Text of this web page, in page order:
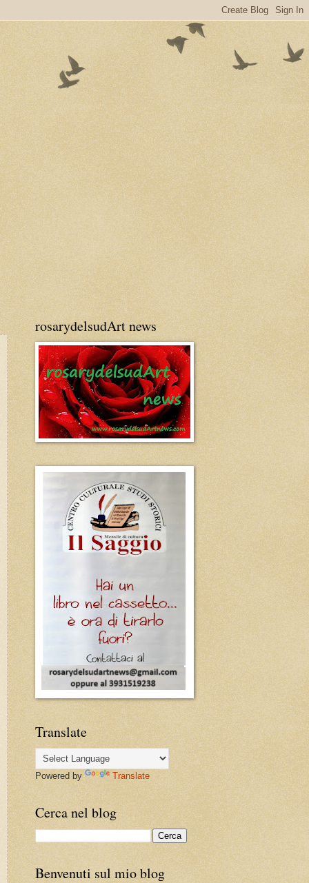
rosarydelsudArt news
Translate
Powered by Translate
Cerca nel blog
Benvenuti sul mio blog